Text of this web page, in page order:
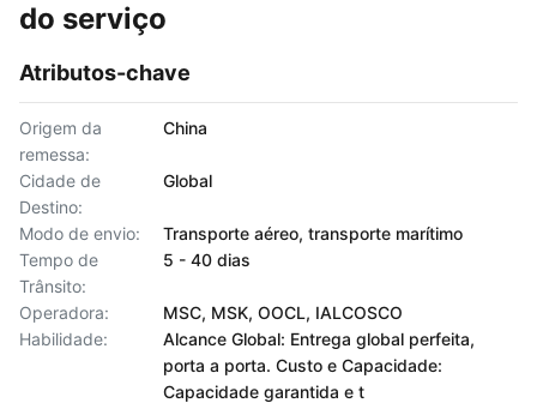
do serviço
Atributos-chave
Origem da
remessa:
China
Cidade de
Destino:
Global
Modo de envio:
Transporte aéreo, transporte marítimo
Tempo de
Trânsito:
5 - 40 dias
Operadora:
MSC, MSK, OOCL, IALCOSCO
Habilidade:
Alcance Global: Entrega global perfeita,
porta a porta. Custo e Capacidade:
Capacidade garantida e t